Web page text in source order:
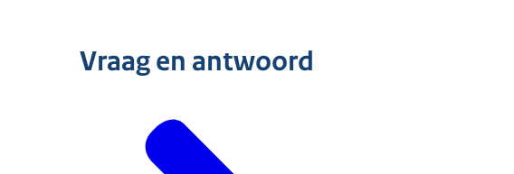
Vraag en antwoord